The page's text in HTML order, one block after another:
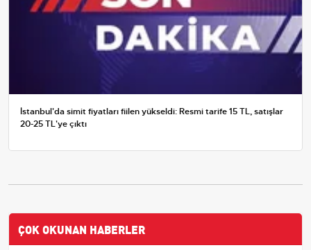
İstanbul'da simit fiyatları fiilen yükseldi: Resmi tarife 15 TL, satışlar
20-25 TL'ye çıktı
ÇOK OKUNAN HABERLER